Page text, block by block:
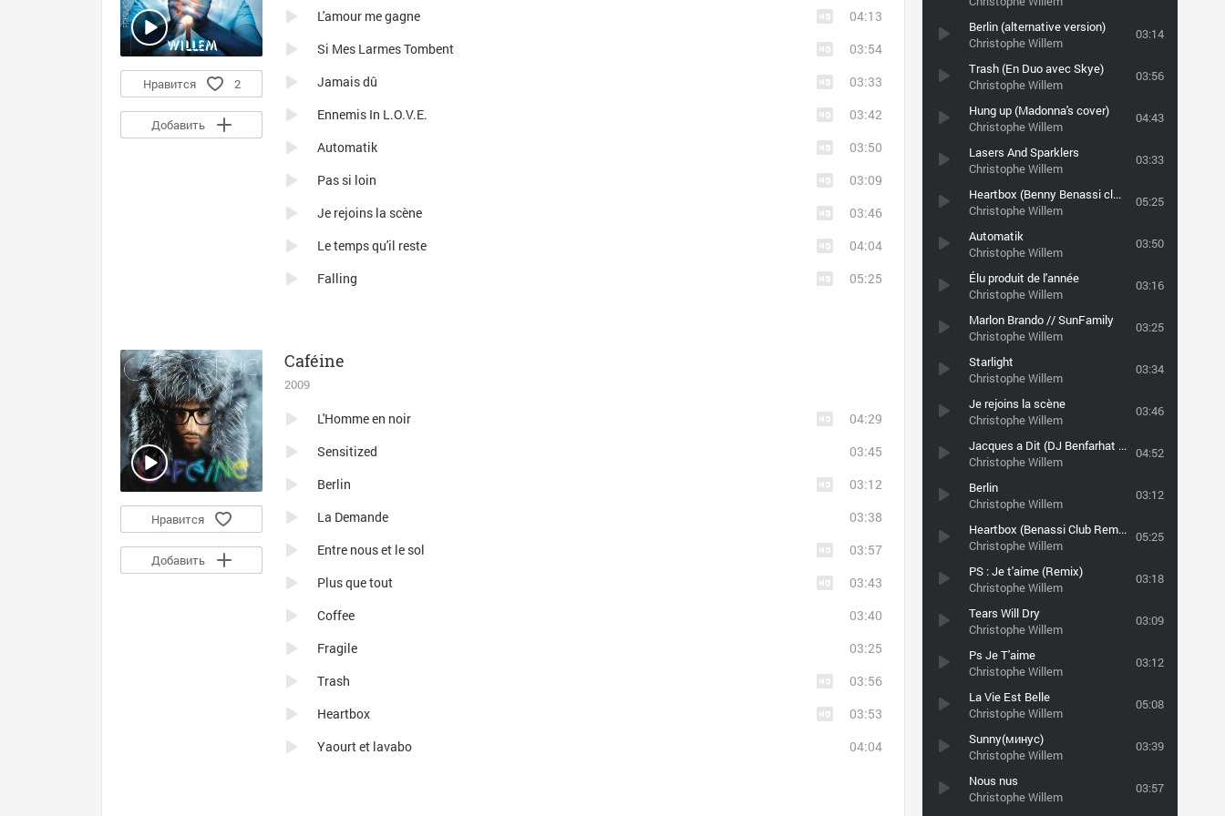
Berlin (alternative version)
Christophe Willem
03:14
Trash (En Duo avec Skye)
Christophe Willem
03:56
Hung up (Madonna's cover)
Christophe Willem
04:43
Lasers And Sparklers
Christophe Willem
03:33
Heartbox (Benny Benassi club r
Christophe Willem
05:25
Automatik
Christophe Willem
03:50
Élu produit de l'année
Christophe Willem
03:16
Marlon Brando // SunFamily
Christophe Willem
03:25
Starlight
Christophe Willem
03:34
Je rejoins la scène
Christophe Willem
03:46
Jacques а Dit (DJ Benfarhat Extended Version)
Christophe Willem
04:52
Berlin
Christophe Willem
03:12
Heartbox (Benassi Club Remix)
Christophe Willem
05:25
PS : Je t'aime (Remix)
Christophe Willem
03:18
Tears Will Dry
Christophe Willem
03:09
Ps Je T'aime
Christophe Willem
03:12
La Vie Est Belle
Christophe Willem
05:08
Sunny(минус)
Christophe Willem
03:39
Nous nus
Christophe Willem
03:57
Нравится 2
Добавить
L'amour me gagne
04:13
Si Mes Larmes Tombent
03:54
Jamais dû
03:33
Ennemis In L.O.V.E.
03:42
Automatik
03:50
Pas si loin
03:09
Je rejoins la scène
03:46
Le temps qu'il reste
04:04
Falling
05:25
Caféine
2009
Нравится
Добавить
L'Homme en noir
04:29
Sensitized
03:45
Berlin
03:12
La Demande
03:38
Entre nous et le sol
03:57
Plus que tout
03:43
Coffee
03:40
Fragile
03:25
Trash
03:56
Heartbox
03:53
Yaourt et lavabo
04:04